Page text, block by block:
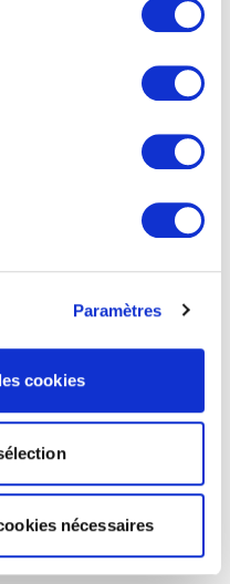
Paramètres
cookies
nécessaires